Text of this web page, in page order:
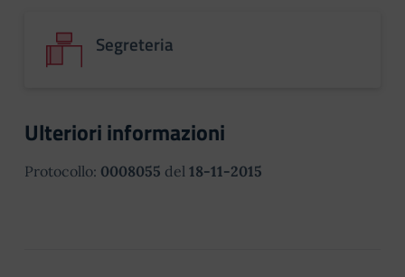
Segreteria
Ulteriori informazioni
Protocollo: 0008055 del 18-11-2015